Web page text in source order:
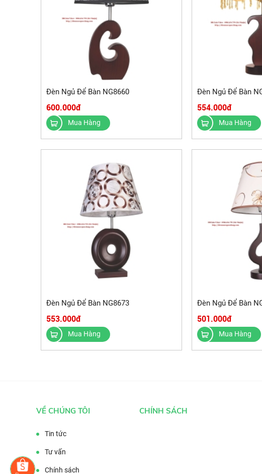
Đèn Ngủ Để Bàn NG8660
600.000đ
Mua Hàng
Đèn Ngủ Để Bàn
554.000đ
Mua Hàng
Đèn Ngủ Để Bàn NG8673
553.000đ
Mua Hàng
Đèn Ngủ Để Bàn
501.000đ
Mua Hàng
VỀ CHÚNG TÔI
Tin tức
Tư vấn
Chính sách
CHÍNH SÁCH